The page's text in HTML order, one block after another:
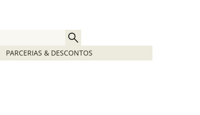
PARCERIAS & DESCONTOS